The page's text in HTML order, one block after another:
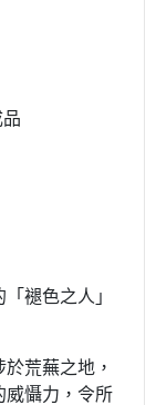
褪色之人」
荒蕪之地，
威懾力，令所